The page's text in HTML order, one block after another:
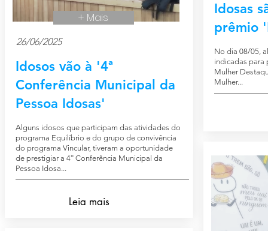
+ Mais
26/06/2025
Idosos vão à '4ª
Conferência Municipal da
Pessoa Idosas'
Alguns idosos que participam das atividades do
programa Equilíbrio e do grupo de convivência
do programa Vincular, tiveram a oportunidade
de prestigiar a 4° Conferência Municipal da
Pessoa Idosa...
Leia mais
Idosas
prêmio
No dia 08/05,
indicadas para
Mulher
Mulher...